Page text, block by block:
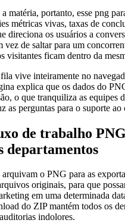
matéria, portanto, esse png
métricas vivas, taxas de
direciona os usuários a
vez de saltar para um
visitantes ficam dentro da
vive inteiramente no
explica que os dados do
o que tranquiliza as equipes
as perguntas para o suporte ao
de trabalho
departamentos
o PNG para as
originais, para que
em uma determinada
do ZIP mantém todos os
indolores.